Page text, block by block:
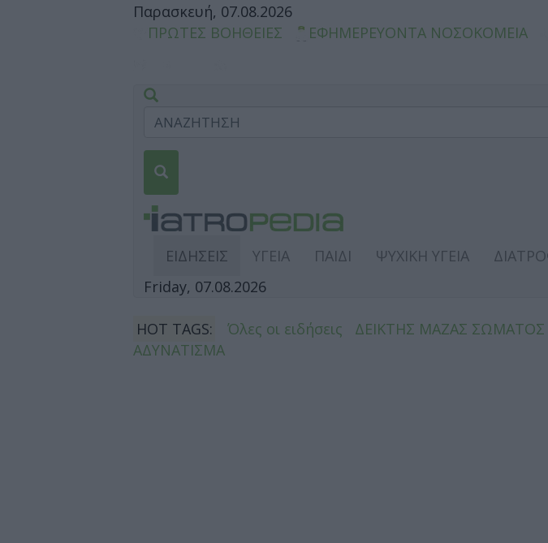
Παρασκευή, 07.08.2026
ΠΡΩΤΕΣ ΒΟΗΘΕΙΕΣ
ΕΦΗΜΕΡΕΥΟΝΤΑ ΝΟΣΟΚΟΜΕΙΑ
ΕΙΔΗΣΕΙΣ ΥΓΕΙΑ ΠΑΙΔΙ ΨΥΧΙΚΗ ΥΓΕΙΑ
Friday, 07.08.2026
HOT TAGS: Όλες οι ειδήσεις ΔΕΙΚΤΗΣ ΜΑΖΑΣ ΣΩΜΑΤΟΣ
ΑΔΥΝΑΤΙΣΜΑ